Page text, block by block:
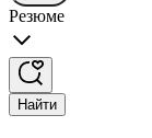
Резюме
Найти